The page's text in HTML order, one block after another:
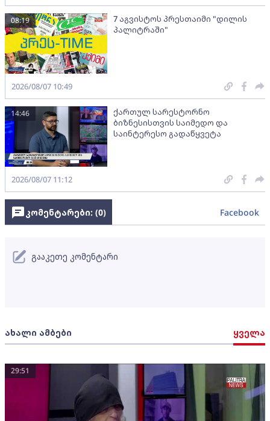
7 აგვისტოს პრესთაიმი "დილის
პალიტრაში"
08:19
2026/08/07 10:49
ქართულ სარესტორნო
ბიზნესისთვის საიმედო და
საინტერესო გადაწყვეტა
14:46
2026/08/07 11:12
ახალი ამბები ყველა
29:51
კომენტარები: (0) Facebook
გააკეთე კომენტარი